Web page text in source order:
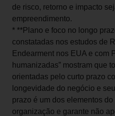
de risco, retorno e impacto
empreendimento.
* **Plano e foco no longo
constatadas nos estudos de
Endearment nos EUA e com
humanizadas” mostram que
orientadas pelo curto prazo
longevidade do negócio e
prazo é um dos elementos
organização e garante não